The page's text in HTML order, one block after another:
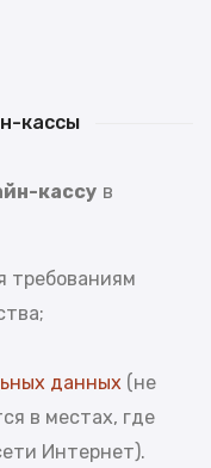
кассы
кассу в
требованиям
данных (не
в местах, где
Интернет).